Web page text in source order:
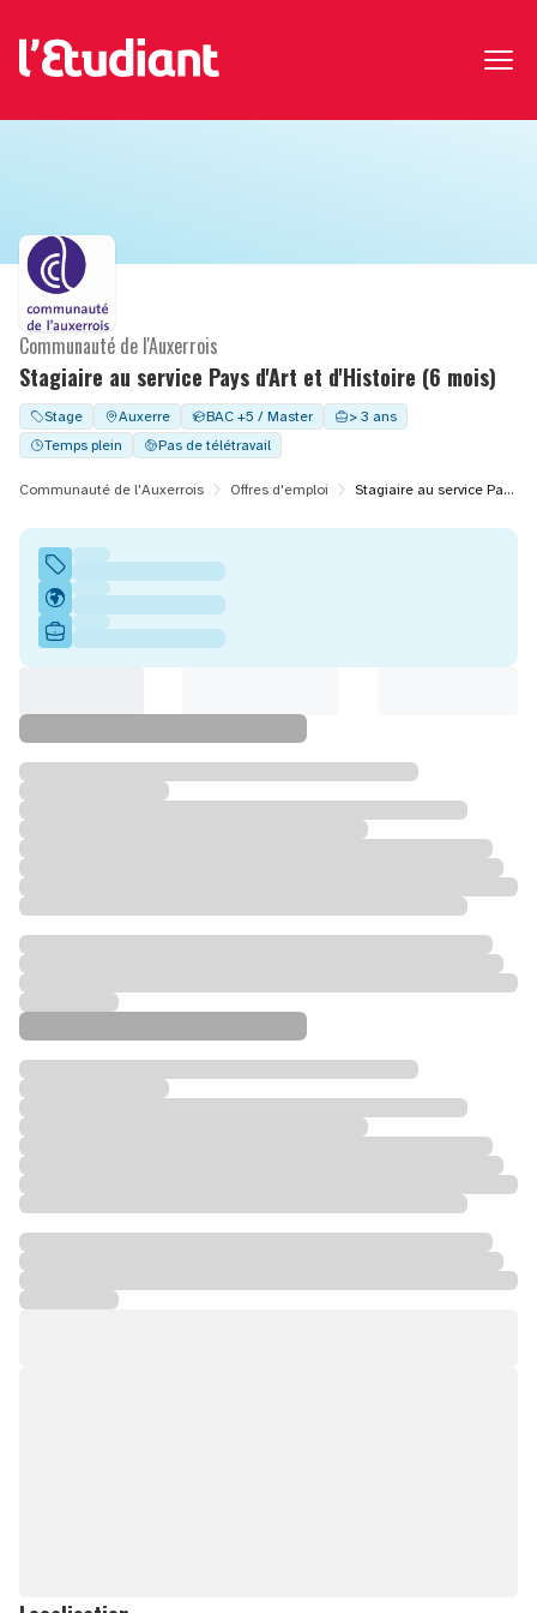
Stagiaire au service Pays d'Art et d'Histoire (6 mois)
Communauté de l'Auxerrois
Stage Auxerre BAC +5 / Master
> 3 ans
Temps plein
Pas de télétravail
Communauté de l'Auxerrois Offres d'emploi Stagiaire au service Pays d'Art et d'Histoire (6 mois)